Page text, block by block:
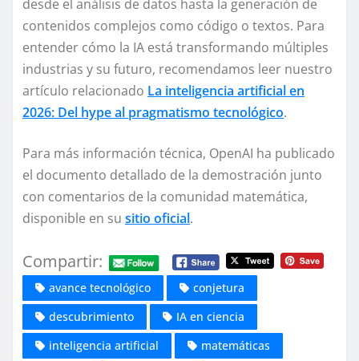
desde el análisis de datos hasta la generación de
contenidos complejos como código o textos. Para
entender cómo la IA está transformando múltiples
industrias y su futuro, recomendamos leer nuestro
artículo relacionado La inteligencia artificial en
2026: Del hype al pragmatismo tecnológico.
Para más información técnica, OpenAI ha publicado
el documento detallado de la demostración junto
con comentarios de la comunidad matemática,
disponible en su sitio oficial.
Compartir:
avance tecnológico
conjetura
descubrimiento
IA en ciencia
inteligencia artificial
matemáticas